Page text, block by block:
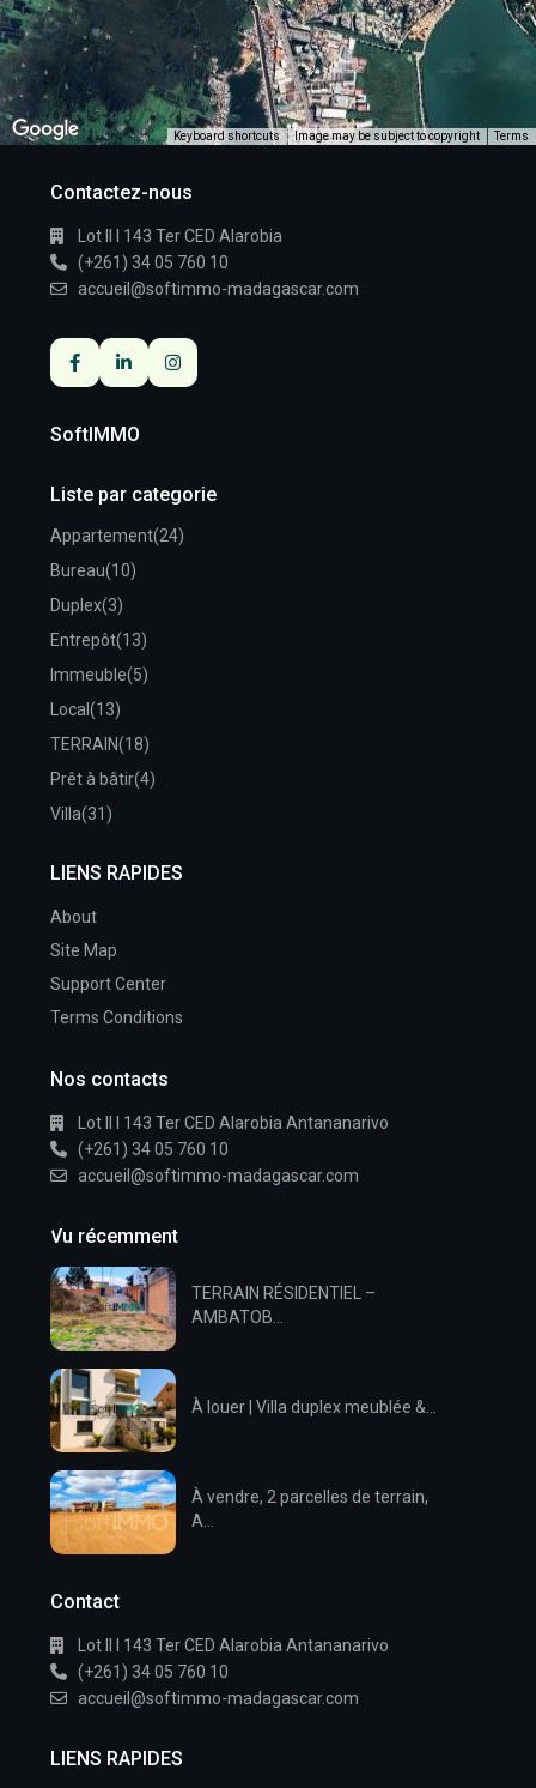
Keyboard shortcuts Image may be subject to copyright Terms
Contactez-nous
Lot II I 143 Ter CED Alarobia
(+261) 34 05 760 10
accueil@softimmo-madagascar.com
SoftIMMO
Liste par categorie
Appartement(24)
Bureau(10)
Duplex(3)
Entrepôt(13)
Immeuble(5)
Local (13)
TERRAIN(18)
Prêt à bâtir(4)
Villa(31)
LIENS RAPIDES
About
Site Map
Support Center
Terms Conditions
Nos contacts
Lot II I 143 Ter CED Alarobia Antananarivo
(+261) 34 05 760 10
accueil@softimmo-madagascar.com
Vu récemment
TERRAIN RÉSIDENTIEL –
AMBATOB...
À louer | Villa duplex meublée &...
À vendre, 2 parcelles de terrain,
A...
Contact
Lot II I 143 Ter CED Alarobia Antananarivo
(+261) 34 05 760 10
accueil@softimmo-madagascar.com
LIENS RAPIDES